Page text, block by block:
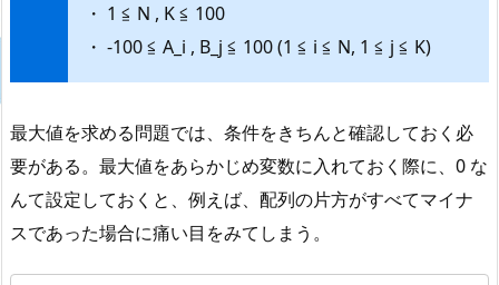
・ 1 ≦ N , K ≦ 100
・ -100 ≦ A_i , B_j ≦ 100 (1 ≦ i ≦ N, 1 ≦ j ≦ K)
最大値を求める問題では、条件をきちんと確認しておく必
要がある。最大値をあらかじめ変数に入れておく際に、0 な
んて設定しておくと、例えば、配列の片方がすべてマイナ
スであった場合に痛い目をみてしまう。